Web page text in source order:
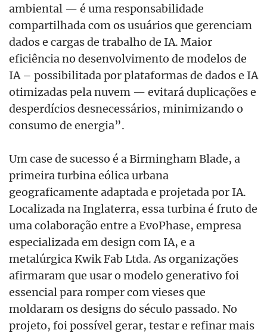
ambiental — é uma responsabilidade
compartilhada com os usuários que gerenciam
dados e cargas de trabalho de IA. Maior
eficiência no desenvolvimento de modelos de
IA – possibilitada por plataformas de dados e IA
otimizadas pela nuvem — evitará duplicações e
desperdícios desnecessários, minimizando o
consumo de energia”.
Um case de sucesso é a Birmingham Blade, a
primeira turbina eólica urbana
geograficamente adaptada e projetada por IA.
Localizada na Inglaterra, essa turbina é fruto de
uma colaboração entre a EvoPhase, empresa
especializada em design com IA, e a
metalúrgica Kwik Fab Ltda. As organizações
afirmaram que usar o modelo generativo foi
essencial para romper com vieses que
moldaram os designs do século passado. No
projeto, foi possível gerar, testar e refinar mais